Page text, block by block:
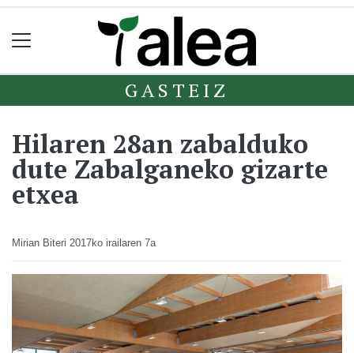
GASTEIZ
Hilaren 28an zabalduko
dute Zabalganeko gizarte
etxea
Mirian Biteri 2017ko irailaren 7a